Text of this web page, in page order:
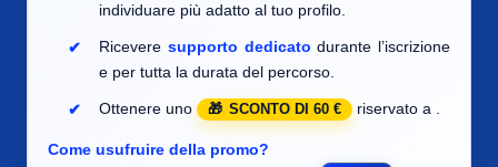
individuare più adatto al tuo profilo.
Ricevere supporto dedicato durante l’iscrizione
e per tutta la durata del percorso.
Ottenere uno SCONTO DI 60 € riservato a
Come usufruire della promo?